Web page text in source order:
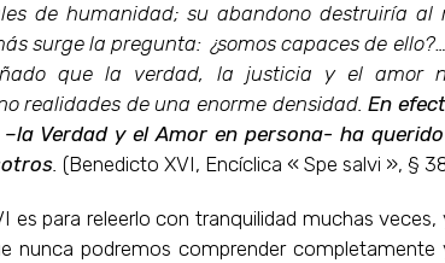
de humanidad; su abandono destruiría al
surge la pregunta: ¿somos capaces de
que la verdad, la justicia y el amor
realidades de una enorme densidad.En
Verdad y el Amor en persona- ha
. (Benedicto XVI, Encíclica « Spe salvi », §
es para releerlo con tranquilidad muchas veces,
nunca podremos comprender completamente